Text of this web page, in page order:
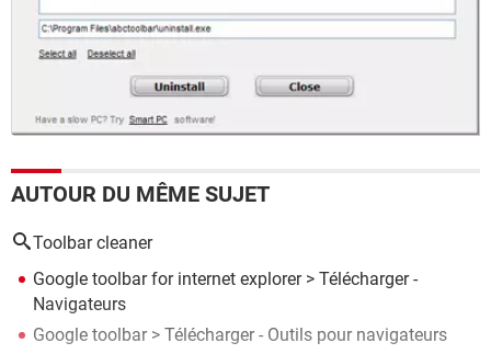
AUTOUR DU MÊME SUJET
Toolbar cleaner
Google toolbar for internet explorer> Télécharger -
Navigateurs
Google toolbar> Télécharger - Outils pour navigateurs